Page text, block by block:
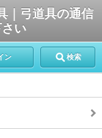
｜弓道具の通信
い
ン 検索